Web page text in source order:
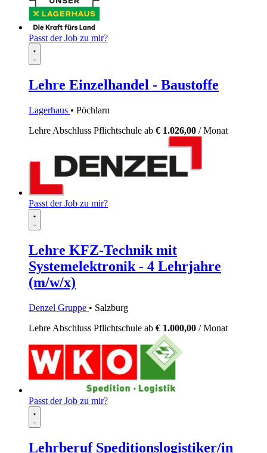
Passt der Job zu mir?
Lehre Einzelhandel - Baustoffe
Lagerhaus • Pöchlarn
Lehre Abschluss Pflichtschule ab € 1.026,00 / Monat
Passt der Job zu mir?
Lehre KFZ-Technik mit
Systemelektronik - 4 Lehrjahre
(m/w/x)
Denzel Gruppe • Salzburg
Lehre Abschluss Pflichtschule ab € 1.000,00 / Monat
Passt der Job zu mir?
Lehrberuf Speditionslogistiker/in